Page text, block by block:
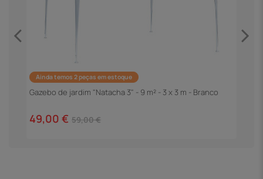
Ainda temos 2 peças em estoque
Gazebo de jardim "Natacha 3" - 9 m² - 3 x 3 m - Branco
49,00 € 59,00 €